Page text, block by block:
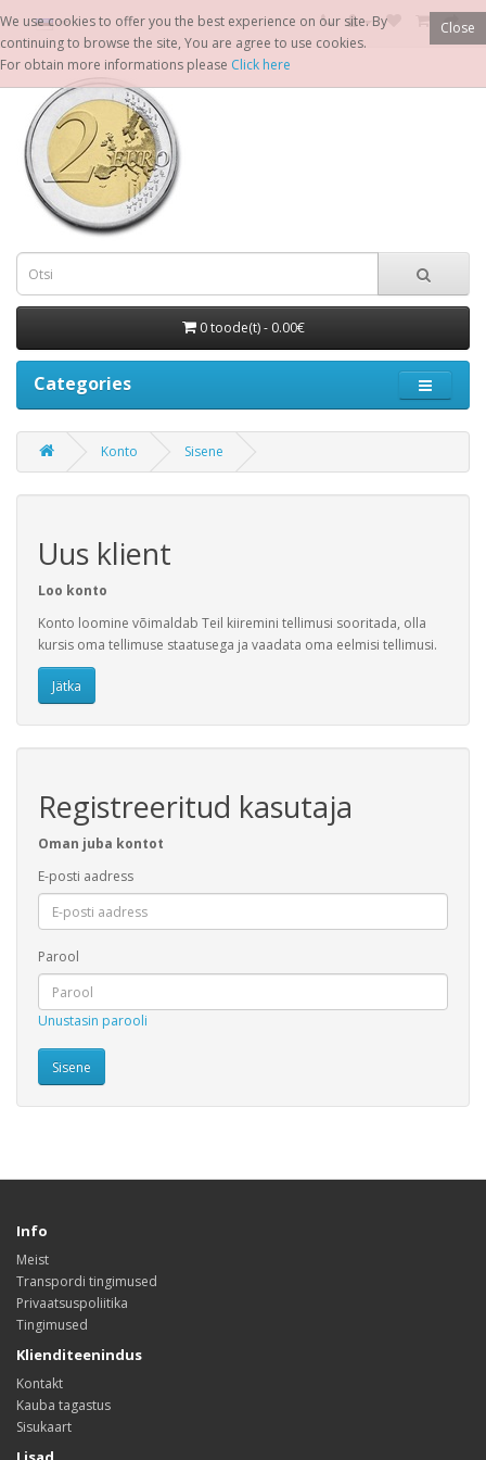
0 toode(t) - 0.00€
Categories
Konto Sisene
Uus klient
Loo konto
Konto loomine võimaldab Teil kiiremini tellimusi sooritada, olla
kursis oma tellimuse staatusega ja vaadata oma eelmisi tellimusi.
Jätka
Registreeritud kasutaja
Oman juba kontot
E-posti aadress
Parool
Unustasin parooli
Info
Meist
Transpordi tingimused
Privaatsuspoliitika
Tingimused
Klienditeenindus
Kontakt
Kauba tagastus
Sisukaart
Close
We use cookies to offer you the best experience on our site. By
continuing to browse the site, You are agree to use cookies.
For obtain more informations please Click here